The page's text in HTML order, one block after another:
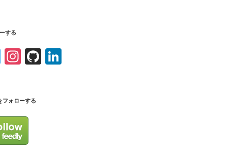
する
T
er
In
gr
a
m
Gi Li
フォローする